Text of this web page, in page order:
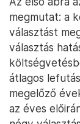
megmutat: a
választást
választás
átlagos
megelőző
az éves